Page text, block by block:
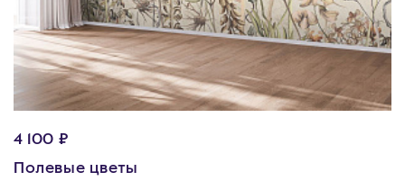
4 100 ₽
Полевые цветы